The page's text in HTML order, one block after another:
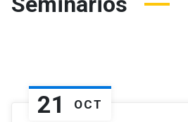
21 OCT